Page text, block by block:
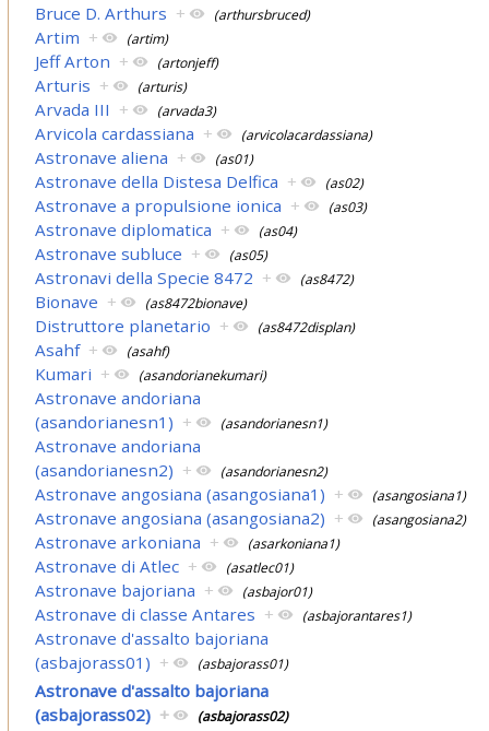
Bruce D. Arthurs + (arthursbruced)
Artim + (artim)
Jeff Arton + (artonjeff)
Arturis + (arturis)
Arvada III + (arvada3)
Arvicola cardassiana + (arvicolacardassiana)
Astronave aliena + (as01)
Astronave della Distesa Delfica + (as02)
Astronave a propulsione ionica + (as03)
Astronave diplomatica + (as04)
Astronave subluce + (as05)
Astronavi della Specie 8472 + (as8472)
Bionave + (as8472bionave)
Distruttore planetario + (as8472displan)
Asahf + (asahf)
Kumari + (asandorianekumari)
Astronave andoriana
(asandorianesn1) + (asandorianesn1)
Astronave andoriana
(asandorianesn2) + (asandorianesn2)
Astronave angosiana (asangosiana1) + (asangosiana1)
Astronave angosiana (asangosiana2) + (asangosiana2)
Astronave arkoniana + (asarkoniana1)
Astronave di Atlec + (asatlec01)
Astronave bajoriana + (asbajor01)
Astronave di classe Antares + (asbajorantares1)
Astronave d'assalto bajoriana
(asbajorass01) + (asbajorass01)
Astronave d'assalto bajoriana
(asbajorass02) + (asbajorass02)